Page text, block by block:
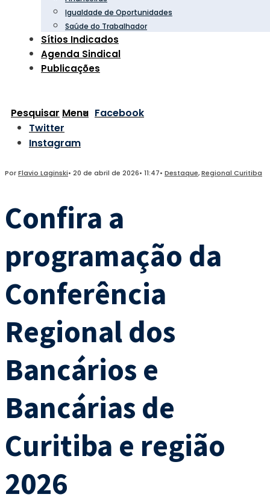
Igualdade de Oportunidades
Saúde do Trabalhador
Sítios Indicados
Agenda Sindical
Publicações
Pesquisar Menu Facebook
Twitter
Instagram
PorFlavio Laginski• 20 de abril de 2026• 11:47• Destaque,Regional Curitiba
Confira a
programação da
Conferência
Regional dos
Bancários e
Bancárias de
Curitiba e região
2026